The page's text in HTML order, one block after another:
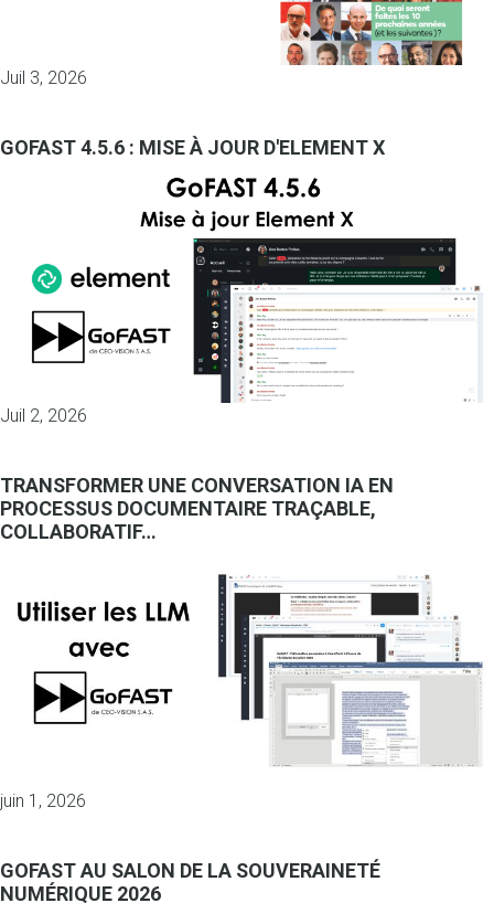
Juil 3, 2026
GOFAST 4.5.6 : MISE À JOUR D'ELEMENT X
Juil 2, 2026
TRANSFORMER UNE CONVERSATION IA EN
PROCESSUS DOCUMENTAIRE TRAÇABLE,
COLLABORATIF…
juin 1, 2026
GOFAST AU SALON DE LA SOUVERAINETÉ
NUMÉRIQUE 2026